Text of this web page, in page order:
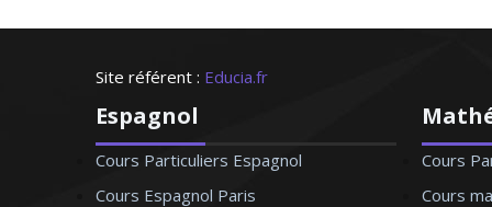
- Paris
Site référent : Educia.fr
Espagnol
Cours Particuliers Espagnol
Cours Espagnol Paris
Cours
Cours